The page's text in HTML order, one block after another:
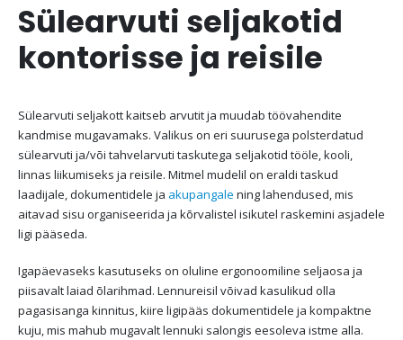
Sülearvuti seljakotid
kontorisse ja reisile
Sülearvuti seljakott kaitseb arvutit ja muudab töövahendite
kandmise mugavamaks. Valikus on eri suurusega polsterdatud
sülearvuti ja/või tahvelarvuti taskutega seljakotid tööle, kooli,
linnas liikumiseks ja reisile. Mitmel mudelil on eraldi taskud
laadijale, dokumentidele ja akupangale ning lahendused, mis
aitavad sisu organiseerida ja kõrvalistel isikutel raskemini asjadele
ligi pääseda.
Igapäevaseks kasutuseks on oluline ergonoomiline seljaosa ja
piisavalt laiad õlarihmad. Lennureisil võivad kasulikud olla
pagasisanga kinnitus, kiire ligipääs dokumentidele ja kompaktne
kuju, mis mahub mugavalt lennuki salongis eesoleva istme alla.